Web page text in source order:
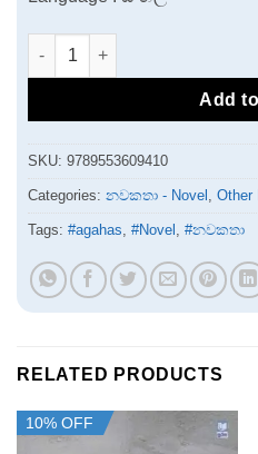
Apaye Papochcharanayak |
Add
SKU: 9789553609410
Categories: නවකතා - Novel , Other
Tags: #agahas, #Novel , #නවකතා
RELATED PRODUCTS
10% OFF